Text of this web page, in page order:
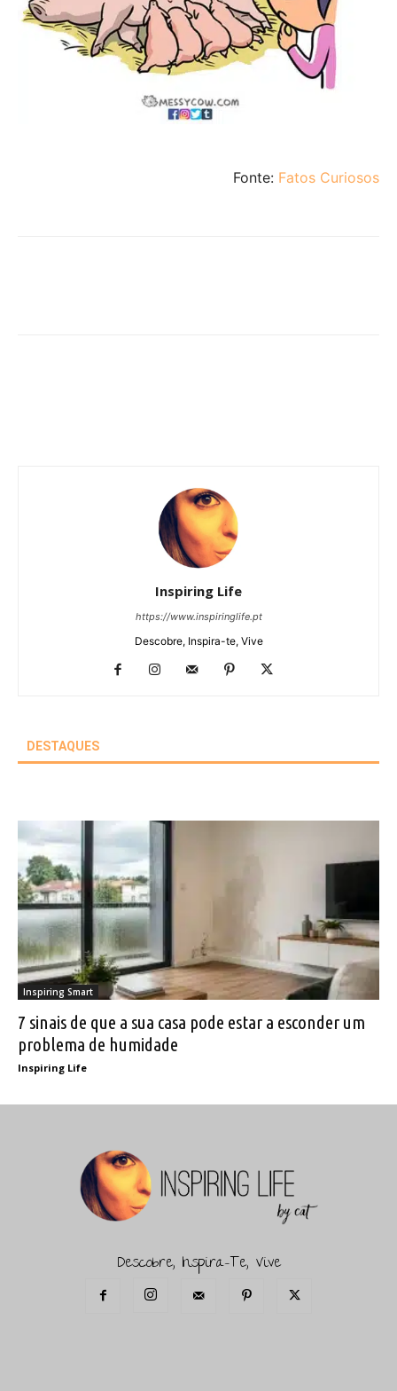
Fonte: Fatos Curiosos
Inspiring Life
https://www.inspiringlife.pt
Descobre, Inspira-te, Vive
DESTAQUES
Inspiring Smart
7 sinais de que a sua casa pode estar a esconder um
problema de humidade
Inspiring Life
Descobre, Inspira-Te, Vive